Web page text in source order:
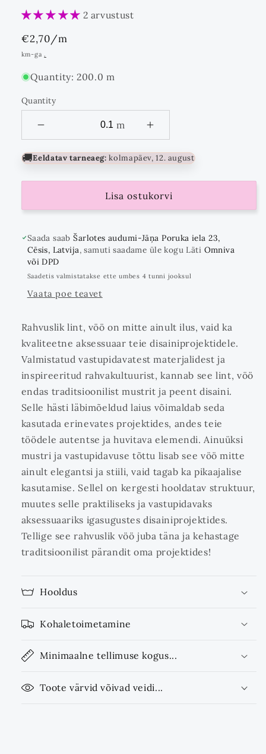
2 arvustust
Standards
hind
€2,70/m
km-ga.
Quantity: 200.0 m
Quantity
Quantity
m
🚚Eeldatav tarneaeg:kolmapäev, 12. august
Lisa ostukorvi
Saada saabŠarlotes audumi-Jāņa Poruka iela 23,
Cēsis, Latvija, samuti saadame üle kogu Läti Omniva
või DPD
Saadetis valmistatakse ette umbes 4 tunni jooksul
Vaata poe teavet
Rahvuslik lint, vöö on mitte ainult ilus, vaid ka
kvaliteetne aksessuaar teie disainiprojektidele.
Valmistatud vastupidavatest materjalidest ja
inspireeritud rahvakultuurist, kannab see lint, vöö
endas traditsioonilist mustrit ja peent disaini.
Selle hästi läbimõeldud laius võimaldab seda
kasutada erinevates projektides, andes teie
töödele autentse ja huvitava elemendi. Ainuüksi
mustri ja vastupidavuse tõttu lisab see vöö mitte
ainult elegantsi ja stiili, vaid tagab ka pikaajalise
kasutamise. Sellel on kergesti hooldatav struktuur,
muutes selle praktiliseks ja vastupidavaks
aksessuaariks igasugustes disainiprojektides.
Tellige see rahvuslik vöö juba täna ja kehastage
traditsioonilist pärandit oma projektides!
Hooldus
Kohaletoimetamine
Minimaalne tellimuse kogus...
Toote värvid võivad veidi...